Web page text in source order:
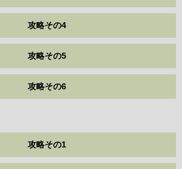
攻略その4
攻略その5
攻略その6
攻略その1